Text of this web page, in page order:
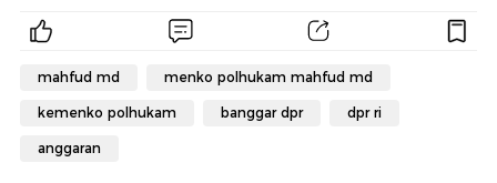
mahfud md menko polhukam mahfud md
kemenko polhukam banggar dpr dpr ri
anggaran